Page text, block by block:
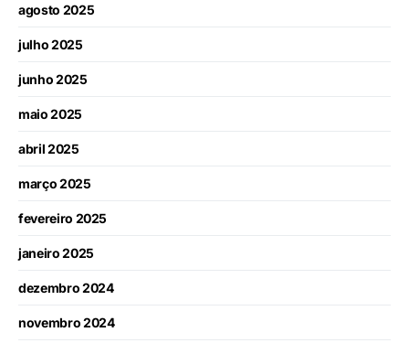
agosto 2025
julho 2025
junho 2025
maio 2025
abril 2025
março 2025
fevereiro 2025
janeiro 2025
dezembro 2024
novembro 2024